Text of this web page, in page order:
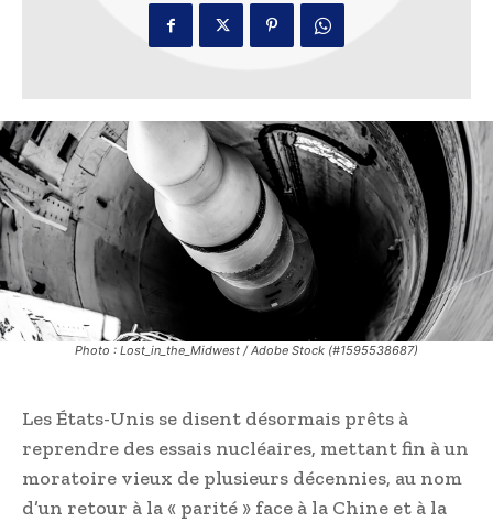
Photo : Lost_in_the_Midwest / Adobe Stock (#1595538687)
Les États-Unis se disent désormais prêts à
reprendre des essais nucléaires, mettant fin à un
moratoire vieux de plusieurs décennies, au nom
d’un retour à la « parité » face à la Chine et à la